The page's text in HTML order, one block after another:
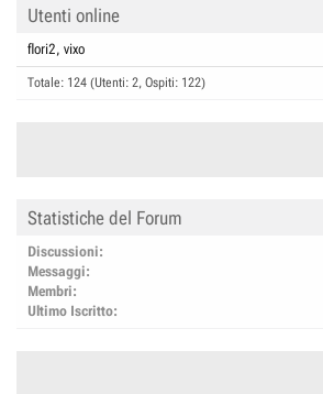
Utenti online
flori2 vixo
Totale: 124 (Utenti: 2, Ospiti: 122)
Statistiche del Forum
Discussioni
Messaggi
Membri
Ultimo Iscritto